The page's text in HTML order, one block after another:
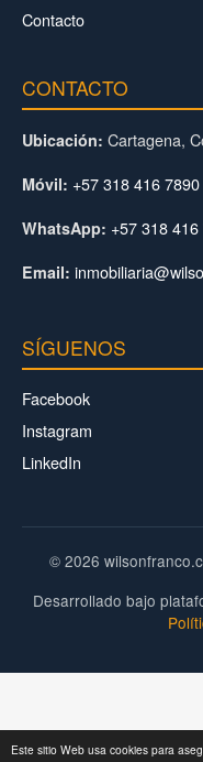
Este sitio Web usa cookies para
Contacto
CONTACTO
Ubicación: Cartagena,
Móvil: +57 318 416 7890
WhatsApp: +57 318
Email:
SÍGUENOS
Facebook
Instagram
LinkedIn
© 2026
Desarrollado bajo